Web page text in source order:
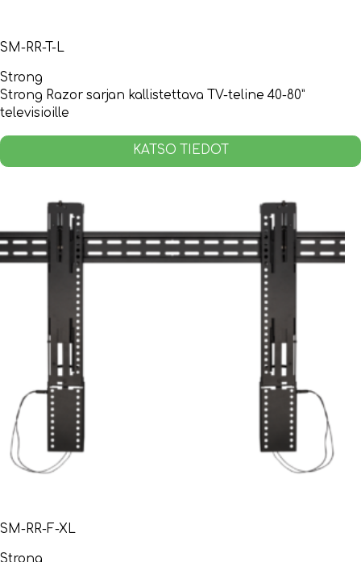
SM-RR-T-L
Strong
Strong Razor sarjan kallistettava TV-teline 40-80”
televisioille
KATSO TIEDOT
SM-RR-F-XL